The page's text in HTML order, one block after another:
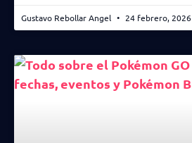
Gustavo Rebollar Angel 24 febrero, 2026